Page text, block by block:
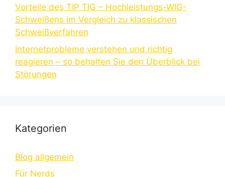
Vorteile des TIP TIG – Hochleistungs-WIG-
Schweißens im Vergleich zu klassischen
Schweißverfahren
Internetprobleme verstehen und richtig
reagieren – so behalten Sie den Überblick bei
Störungen
Kategorien
Blog allgemein
Für Nerds